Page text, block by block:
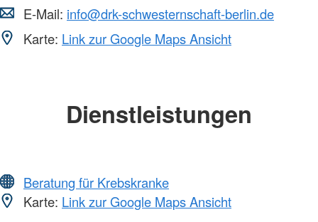
E-Mail: info@drk-schwesternschaft-berlin.de
Karte: Link zur Google Maps Ansicht
Dienstleistungen
Beratung für Krebskranke
Karte: Link zur Google Maps Ansicht